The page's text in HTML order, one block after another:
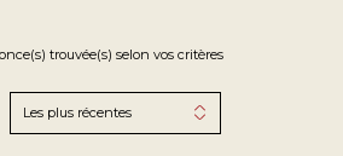
trouvée(s) selon vos critères
Les plus récentes